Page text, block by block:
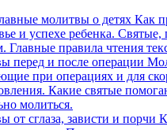
молитвы о детях Как
и успехе ребенка.
Главные правила чтения
перед и после операции
при операциях и для
Какие святые
молиться.
от сглаза, зависти и порчи